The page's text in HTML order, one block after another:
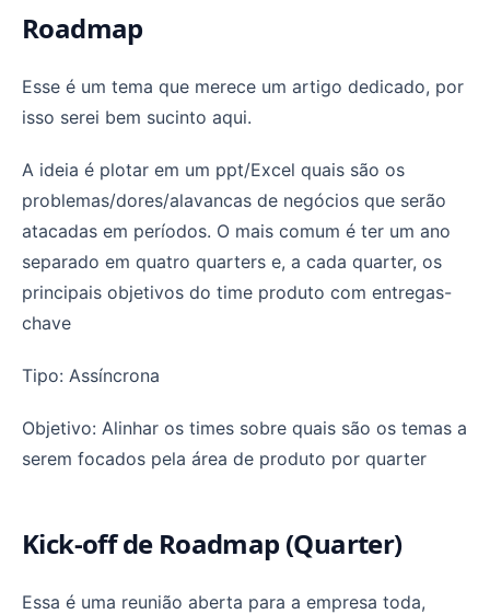
Roadmap
Esse é um tema que merece um artigo dedicado, por
isso serei bem sucinto aqui.
A ideia é plotar em um ppt/Excel quais são os
problemas/dores/alavancas de negócios que serão
atacadas em períodos. O mais comum é ter um ano
separado em quatro quarters e, a cada quarter, os
principais objetivos do time produto com entregas-
chave
Tipo: Assíncrona
Objetivo: Alinhar os times sobre quais são os temas a
serem focados pela área de produto por quarter
Kick-off de Roadmap (Quarter)
Essa é uma reunião aberta para a empresa toda,